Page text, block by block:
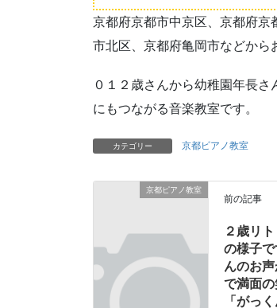
京都府京都市中京区、京都府京
市北区、京都府亀岡市などから
０１２歳さんから幼稚園年長
にもつながる音楽教室です。
カテゴリー 京都ピアノ教室
京都ピアノ教室
前の記事
２歳リ
の様子
んのお
で満面の
「がっ